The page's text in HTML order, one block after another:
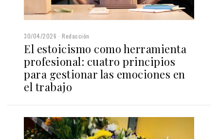
30/04/2026 Redacción
El estoicismo como herramienta
profesional: cuatro principios
para gestionar las emociones en
el trabajo